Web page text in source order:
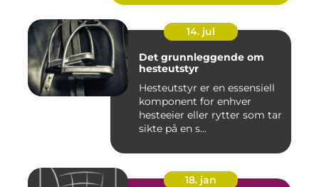
14. jul
Det grunnleggende om
hesteutstyr
Hesteutstyr er en essensiell
komponent for enhver
hesteeier eller rytter som tar
sikte på en s...
18. jan